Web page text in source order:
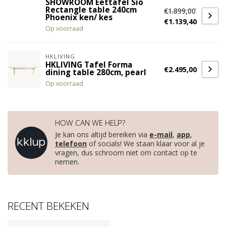
SHOWROOM Eettafel Sio
Rectangle table 240cm
Phoenix ken/ kes
Op voorraad
€1.899,00
€1.139,40
HKLIVING
HKLIVING Tafel Forma
dining table 280cm, pearl
Op voorraad
€2.495,00
HOW CAN WE HELP?
Je kan ons altijd bereiken via e-mail, app,
telefoon of socials! We staan klaar voor al je
vragen, dus schroom niet om contact op te
nemen.
RECENT BEKEKEN